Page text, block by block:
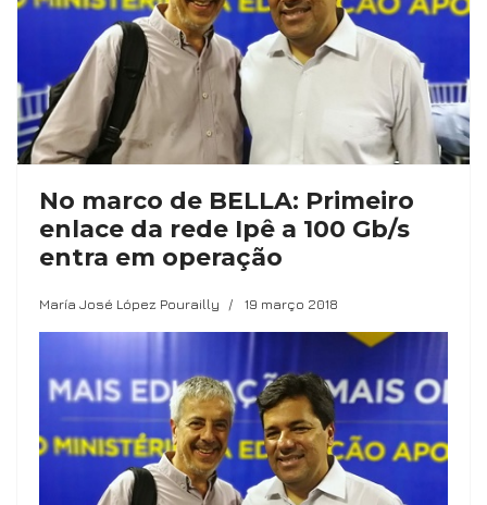
No marco de BELLA: Primeiro
enlace da rede Ipê a 100 Gb/s
entra em operação
María José López Pourailly 19 março 2018